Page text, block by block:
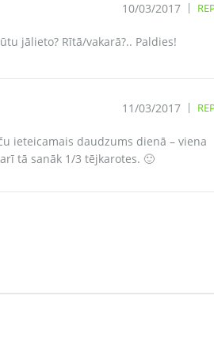
10/03/2017
jālieto? Rītā/vakarā?.. Paldies!
11/03/2017
ieteicamais daudzums dienā – viena
tā sanāk 1/3 tējkarotes. 🙂